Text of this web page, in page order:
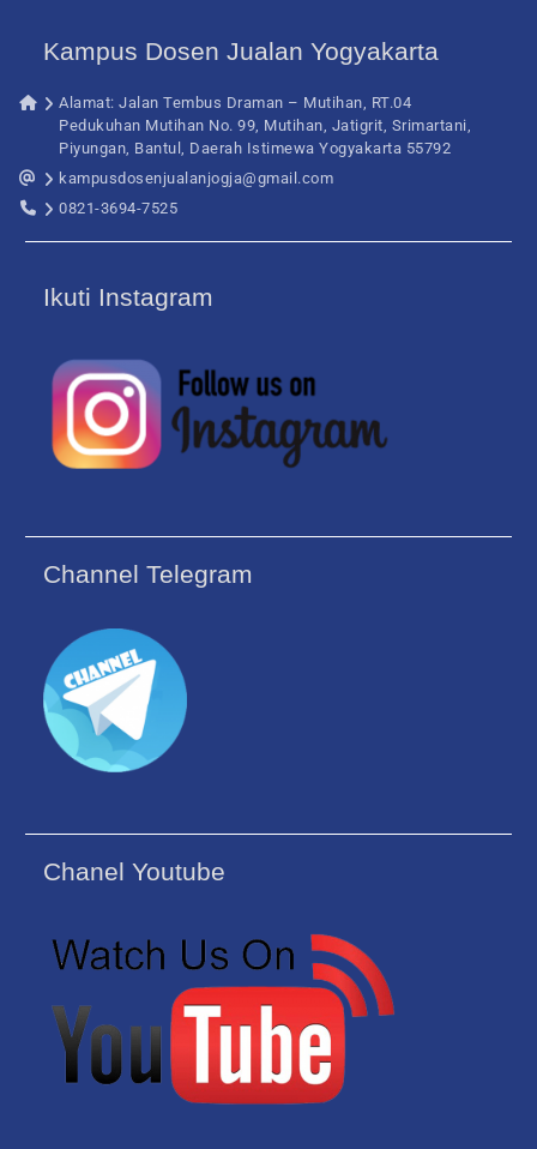
Kampus Dosen Jualan Yogyakarta
Alamat: Jalan Tembus Draman – Mutihan, RT.04
Pedukuhan Mutihan No. 99, Mutihan, Jatigrit, Srimartani,
Piyungan, Bantul, Daerah Istimewa Yogyakarta 55792
kampusdosenjualanjogja@gmail.com
0821-3694-7525
Ikuti Instagram
Channel Telegram
Chanel Youtube